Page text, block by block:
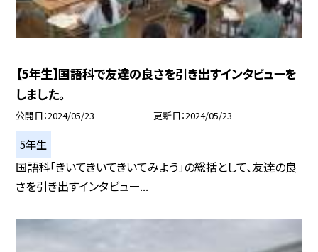
【5年生】国語科で友達の良さを引き出すインタビューを
しました。
公開日 2024/05/23 更新日 2024/05/23
5年生
国語科「きいてきいてきいてみよう」の総括として、友達の良
さを引き出すインタビュー...